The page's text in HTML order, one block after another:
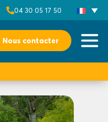
04 30 05 17 50
Nous contacter